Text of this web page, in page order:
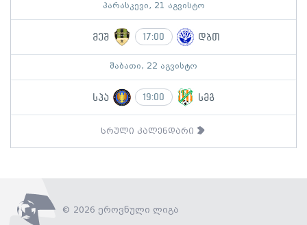
პარასკევი, 21 აგვისტო
მეშ 17:00 დბთ
შაბათი, 22 აგვისტო
სპა 19:00 სმგ
სრული კალენდარი
© 2026 ეროვნული ლიგა